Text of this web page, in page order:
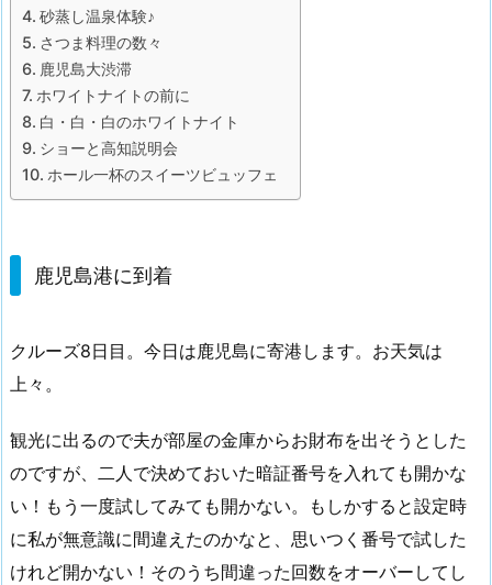
砂蒸し温泉体験♪
さつま料理の数々
鹿児島大渋滞
ホワイトナイトの前に
白・白・白のホワイトナイト
ショーと高知説明会
ホール一杯のスイーツビュッフェ
鹿児島港に到着
クルーズ8日目。今日は鹿児島に寄港します。お天気は
上々。
観光に出るので夫が部屋の金庫からお財布を出そうとした
のですが、二人で決めておいた暗証番号を入れても開かな
い！もう一度試してみても開かない。もしかすると設定時
に私が無意識に間違えたのかなと、思いつく番号で試した
けれど開かない！そのうち間違った回数をオーバーしてし